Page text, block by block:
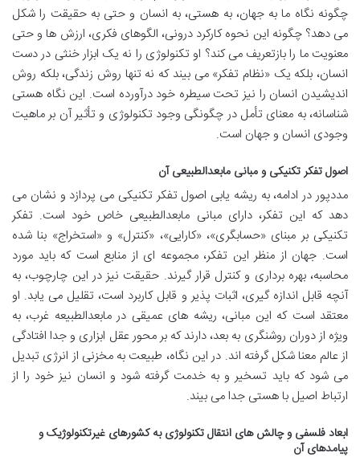
چگونه نگاه ما به جهان، به هستی، به انسان و حتی به حقیقت را شکل
می دهد؟ چگونه این نحوه کارکرد درونی، الگوهای فکری، ارزش ها و حتی
معنویت ما را بازتعریف می کند؟ او تکنولوژی را نه یک ابزار خنثی در دست
انسان، بلکه یک «نظام تفکر» می بیند که نه تنها روش زندگی، بلکه روش
اندیشیدن انسان را نیز تحت سیطره خود درآورده است. این نگاه هستی
شناسانه، به معنای تأمل در چگونگی وجود تکنولوژی و تأثیر آن بر ماهیت
وجودی انسان و جهان است.
اصول تفکر تکنیکی و مبانی مابعدالطبیعی آن
مددپور در ادامه، به ریشه یابی اصول تفکر تکنیکی می پردازد و نشان می
دهد که این تفکر، دارای مبانی مابعدالطبیعی خاص خود است. تفکر
تکنیکی بر مبنای «حسابگری»، «کارایی»، «کنترل» و «استخراج» بنا شده
است. جهان از منظر این تفکر، مجموعه ای از منابع است که باید مورد
محاسبه، بهره برداری و کنترل قرار گیرند. حقیقت نیز در این چارچوب، به
آنچه قابل اندازه گیری، اثبات پذیر و قابل کاربرد است، تقلیل می یابد. او
معتقد است که این مبانی، ریشه های عمیقی در مابعدالطبیعه غرب، به
ویژه از دوران روشنگری به بعد، دارند که بر محور عقل ابزاری و جدا افتادگی
از عالم معنا شکل گرفته اند. در این نگاه، طبیعت به مخزنی از انرژی تبدیل
می شود که باید تسخیر و به خدمت گرفته شود و انسان نیز خود را از
ارتباط اصیل با هستی جدا می بیند.
ابعاد فلسفی و چالش های انتقال تکنولوژی به کشورهای غیرتکنولوژیک و
پیامدهای آن